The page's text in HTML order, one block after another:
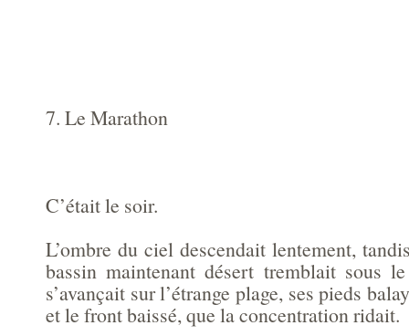
7. Le Marathon
C’était le soir.
L’ombre du ciel descendait lentement,
bassin maintenant désert tremblait sous
s’avançait sur l’étrange plage, ses pieds
et le front baissé, que la concentration ridait.